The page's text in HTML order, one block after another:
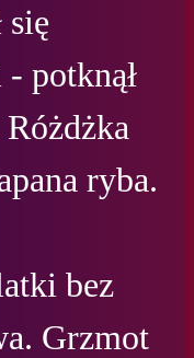
się
potknął
ryba.
bez
Grzmot